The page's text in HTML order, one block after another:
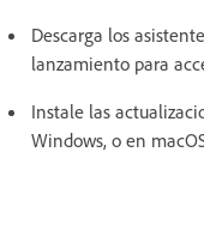
Descarga los
lanzamiento para
Instale las
Windows, o en